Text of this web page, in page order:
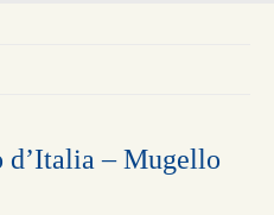
d’Italia – Mugello